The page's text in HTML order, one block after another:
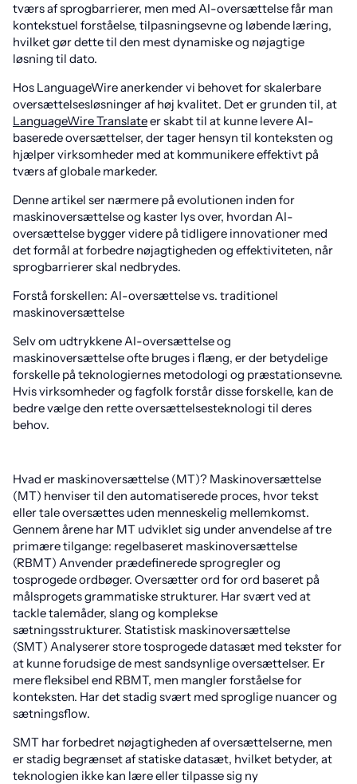
tværs af sprogbarrierer, men med AI-oversættelse får man
kontekstuel forståelse, tilpasningsevne og løbende læring,
hvilket gør dette til den mest dynamiske og nøjagtige
løsning til dato.
Hos LanguageWire anerkender vi behovet for skalerbare
oversættelsesløsninger af høj kvalitet. Det er grunden til, at
LanguageWire Translateer skabt til at kunne levere AI-
baserede oversættelser, der tager hensyn til konteksten og
hjælper virksomheder med at kommunikere effektivt på
tværs af globale markeder.
Denne artikel ser nærmere på evolutionen inden for
maskinoversættelse og kaster lys over, hvordan AI-
oversættelse bygger videre på tidligere innovationer med
det formål at forbedre nøjagtigheden og effektiviteten, når
sprogbarrierer skal nedbrydes.
Forstå forskellen: AI-oversættelse vs. traditionel
maskinoversættelse
Selv om udtrykkene AI-oversættelse og
maskinoversættelse ofte bruges i flæng, er der betydelige
forskelle på teknologiernes metodologi og præstationsevne.
Hvis virksomheder og fagfolk forstår disse forskelle, kan de
bedre vælge den rette oversættelsesteknologi til deres
behov.
Hvad er maskinoversættelse (MT)? Maskinoversættelse
(MT) henviser til den automatiserede proces, hvor tekst
eller tale oversættes uden menneskelig mellemkomst.
Gennem årene har MT udviklet sig under anvendelse af tre
primære tilgange: regelbaseret maskinoversættelse
(RBMT) Anvender prædefinerede sprogregler og
tosprogede ordbøger. Oversætter ord for ord baseret på
målsprogets grammatiske strukturer. Har svært ved at
tackle talemåder, slang og komplekse
sætningsstrukturer. Statistisk maskinoversættelse
(SMT) Analyserer store tosprogede datasæt med tekster for
at kunne forudsige de mest sandsynlige oversættelser. Er
mere fleksibel end RBMT, men mangler forståelse for
konteksten. Har det stadig svært med sproglige nuancer og
sætningsflow.
SMT har forbedret nøjagtigheden af oversættelserne, men
er stadig begrænset af statiske datasæt, hvilket betyder, at
teknologien ikke kan lære eller tilpasse sig ny